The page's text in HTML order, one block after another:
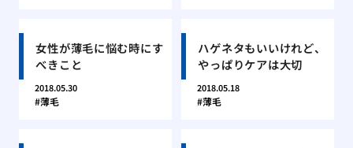
女性が薄毛に悩む時にす
べきこと
2018.05.30
薄毛
ハゲネタもいいけれど、
やっぱりケアは大切
2018.05.18
薄毛